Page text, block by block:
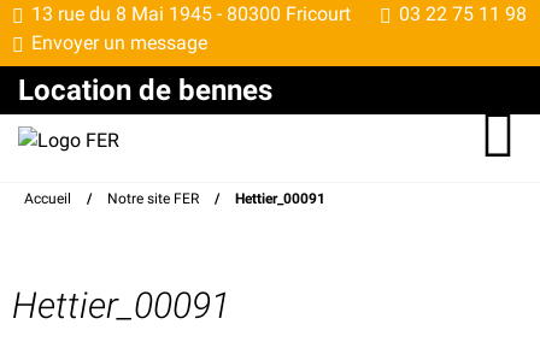
13 rue du 8 Mai 1945 - 80300 Fricourt
03 22 75 11 98
Envoyer un message
Location de bennes
Accueil / Notre site FER / Hettier_00091
Hettier_00091